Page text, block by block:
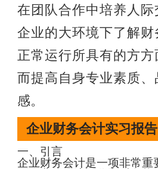
在团队合作中培养人
企业的大环境下了解
正常运行所具有的方
而提高自身专业素质
感。
企业财务会计实习报
一、引言
企业财务会计是一项非常重